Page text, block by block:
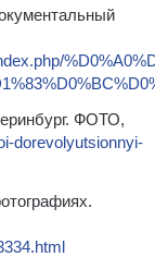
ФОТО,
dorevolyutsionnyi-